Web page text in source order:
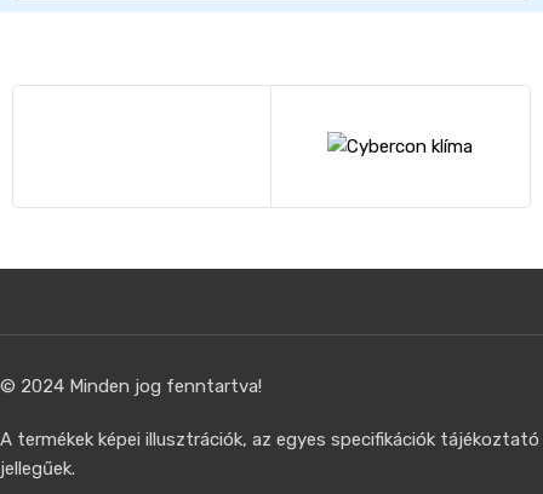
© 2024 Minden jog fenntartva!
A termékek képei illusztrációk, az egyes specifikációk tájékoztató
jellegűek.